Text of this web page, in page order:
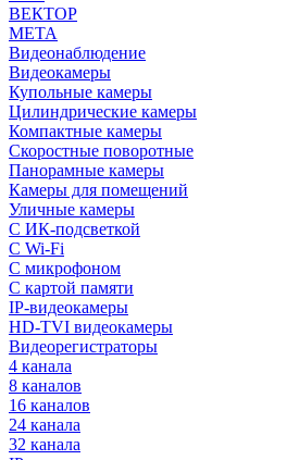
ВЕКТОР
МЕТА
Видеонаблюдение
Видеокамеры
Купольные камеры
Цилиндрические камеры
Компактные камеры
Скоростные поворотные
Панорамные камеры
Камеры для помещений
Уличные камеры
С ИК-подсветкой
С Wi-Fi
С микрофоном
С картой памяти
IP-видеокамеры
HD-TVI видеокамеры
Видеорегистраторы
4 канала
8 каналов
16 каналов
24 канала
32 канала